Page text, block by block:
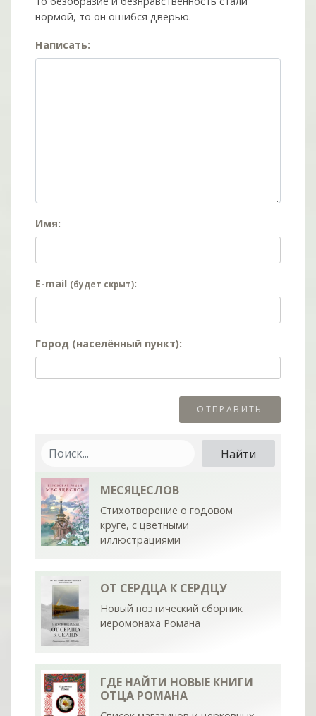
нормой, то он ошибся дверью.
Написать:
Имя:
E-mail (будет скрыт):
Город (населённый пункт):
МЕСЯЦЕСЛОВ
Стихотворение о годовом
круге, с цветными
иллюстрациями
ОТ СЕРДЦА К СЕРДЦУ
Новый поэтический сборник
иеромонаха Романа
ГДЕ НАЙТИ НОВЫЕ КНИГИ
ОТЦА РОМАНА